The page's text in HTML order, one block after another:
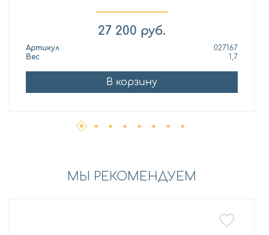
27 200 руб.
Артикул
027167
Вес
1,7
В корзину
МЫ РЕКОМЕНДУЕМ